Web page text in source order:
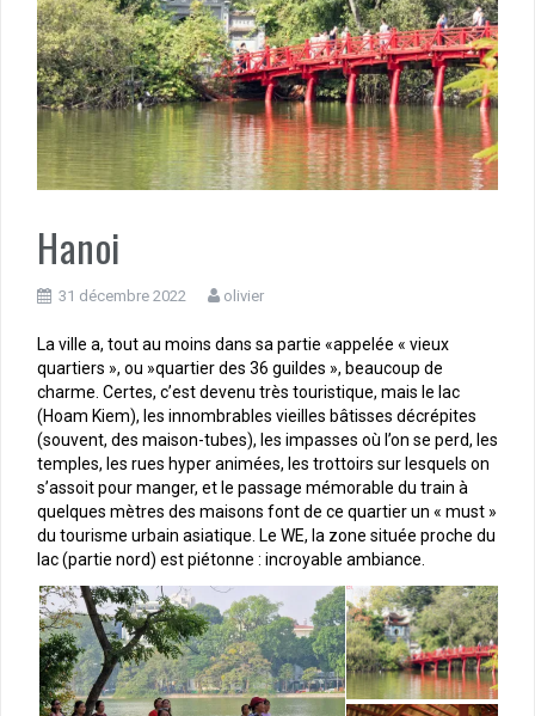
Hanoi
31 décembre 2022 olivier
La ville a, tout au moins dans sa partie «appelée « vieux
quartiers », ou »quartier des 36 guildes », beaucoup de
charme. Certes, c’est devenu très touristique, mais le lac
(Hoam Kiem), les innombrables vieilles bâtisses décrépites
(souvent, des maison-tubes), les impasses où l’on se perd, les
temples, les rues hyper animées, les trottoirs sur lesquels on
s’assoit pour manger, et le passage mémorable du train à
quelques mètres des maisons font de ce quartier un « must »
du tourisme urbain asiatique. Le WE, la zone située proche du
lac (partie nord) est piétonne : incroyable ambiance.